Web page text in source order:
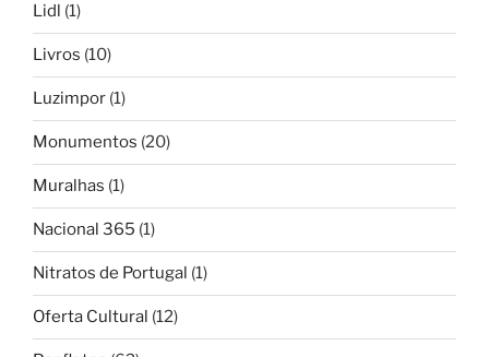
Lidl (1)
Livros (10)
Luzimpor (1)
Monumentos (20)
Muralhas (1)
Nacional 365 (1)
Nitratos de Portugal (1)
Oferta Cultural (12)